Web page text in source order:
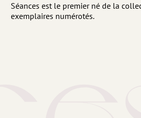
Séances est le premier né de la
exemplaires numérotés.